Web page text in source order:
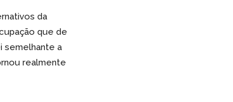
da
que de
semelhante a
realmente